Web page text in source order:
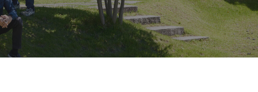
資料請求・お問い合わせ
プライバシーポリシー